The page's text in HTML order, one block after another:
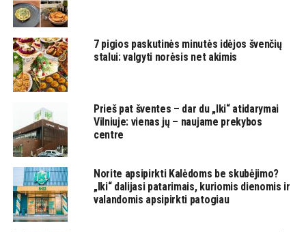
7 pigios paskutinės minutės idėjos švenčių
stalui: valgyti norėsis net akimis
Prieš pat šventes – dar du „Iki“ atidarymai
Vilniuje: vienas jų – naujame prekybos
centre
Norite apsipirkti Kalėdoms be skubėjimo?
„Iki“ dalijasi patarimais, kuriomis dienomis ir
valandomis apsipirkti patogiau